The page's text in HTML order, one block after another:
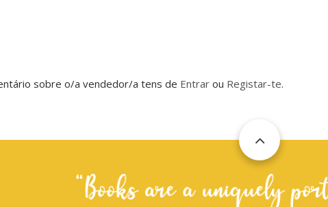
sobre o/a vendedor/a tens de Entrar ou Registar-te.